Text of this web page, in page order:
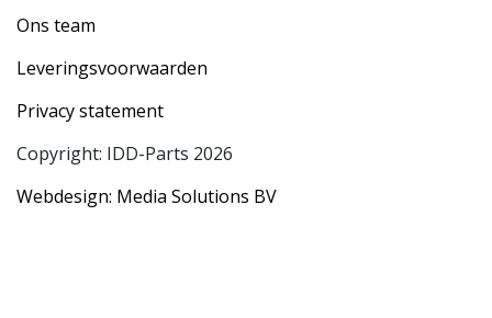
Ons team
Leveringsvoorwaarden
Privacy statement
Copyright: IDD-Parts 2026
Webdesign: Media Solutions BV